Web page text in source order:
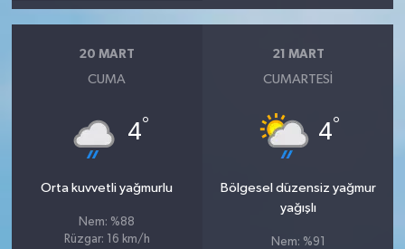
20 MART
CUMA
4°
Orta kuvvetli yağmurlu
Nem: %88
Rüzgar: 16 km/h
21 MART
CUMARTESI
4°
Bölgesel düzensiz yağmur
yağışlı
Nem: %91